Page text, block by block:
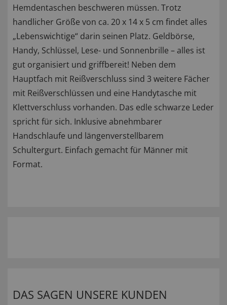
Hemdentaschen beschweren müssen. Trotz
handlicher Größe von ca. 20 x 14 x 5 cm findet alles
„Lebenswichtige“ darin seinen Platz. Geldbörse,
Handy, Schlüssel, Lese- und Sonnenbrille – alles ist
gut organisiert und griffbereit! Neben dem
Hauptfach mit Reißverschluss sind 3 weitere Fächer
mit Reißverschlüssen und eine Handytasche mit
Klettverschluss vorhanden. Das edle schwarze Leder
spricht für sich. Inklusive abnehmbarer
Handschlaufe und längenverstellbarem
Schultergurt. Einfach gemacht für Männer mit
Format.
DAS SAGEN UNSERE KUNDEN